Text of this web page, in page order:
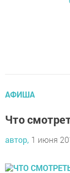
АФИША
Что
автор, 1 июня